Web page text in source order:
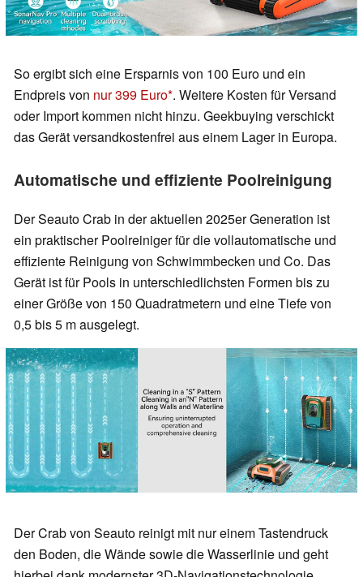
So ergibt sich eine Ersparnis von 100 Euro und ein
Endpreis von nur 399 Euro . Weitere Kosten für Versand
oder Import kommen nicht hinzu. Geekbuying verschickt
das Gerät versandkostenfrei aus einem Lager in Europa.
Automatische und effiziente Poolreinigung
Der Seauto Crab in der aktuellen 2025er Generation ist
ein praktischer Poolreiniger für die vollautomatische und
effiziente Reinigung von Schwimmbecken und Co. Das
Gerät ist für Pools in unterschiedlichsten Formen bis zu
einer Größe von 150 Quadratmetern und eine Tiefe von
0,5 bis 5 m ausgelegt.
Der Crab von Seauto reinigt mit nur einem Tastendruck
den Boden, die Wände sowie die Wasserlinie und geht